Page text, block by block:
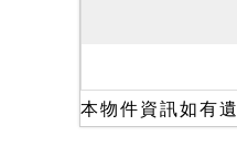
本物件資訊如有